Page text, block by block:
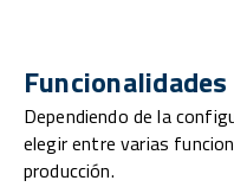
Funcionalidades
Dependiendo de la
elegir entre varias
producción.